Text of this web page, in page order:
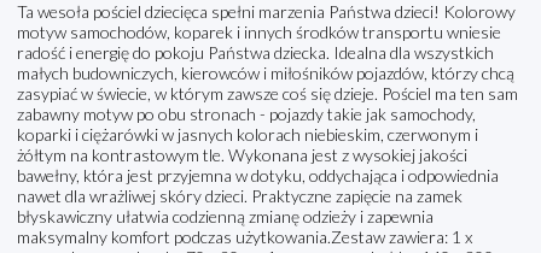
Ta wesoła pościel dziecięca spełni marzenia Państwa dzieci! Kolorowy
motyw samochodów, koparek i innych środków transportu wniesie
radość i energię do pokoju Państwa dziecka. Idealna dla wszystkich
małych budowniczych, kierowców i miłośników pojazdów, którzy chcą
zasypiać w świecie, w którym zawsze coś się dzieje. Pościel ma ten sam
zabawny motyw po obu stronach - pojazdy takie jak samochody,
koparki i ciężarówki w jasnych kolorach niebieskim, czerwonym i
żółtym na kontrastowym tle. Wykonana jest z wysokiej jakości
bawełny, która jest przyjemna w dotyku, oddychająca i odpowiednia
nawet dla wrażliwej skóry dzieci. Praktyczne zapięcie na zamek
błyskawiczny ułatwia codzienną zmianę odzieży i zapewnia
maksymalny komfort podczas użytkowania.Zestaw zawiera: 1 x